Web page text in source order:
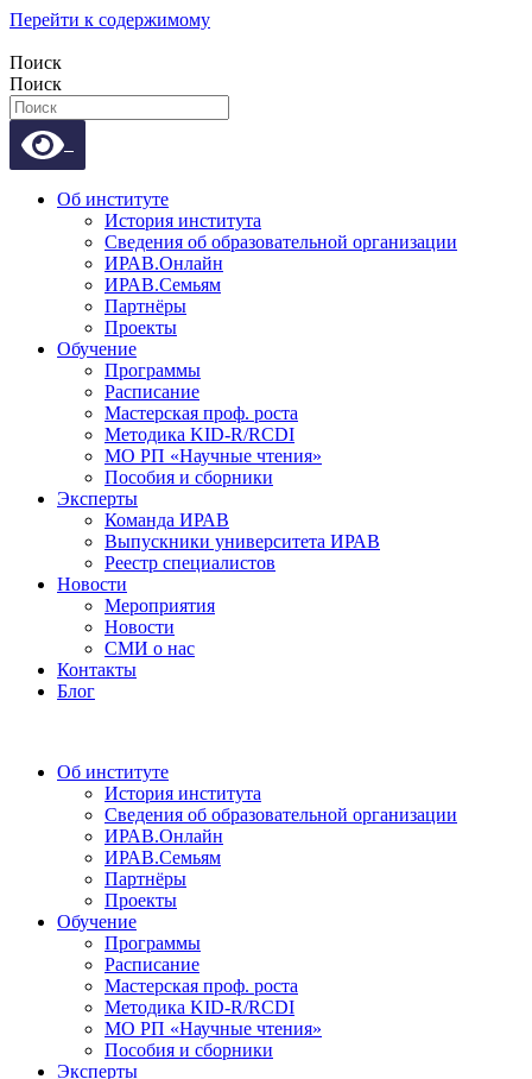
Перейти к содержимому
Поиск
Поиск
Об институте
История института
Сведения об образовательной организации
ИРАВ.Онлайн
ИРАВ.Семьям
Партнёры
Проекты
Обучение
Программы
Расписание
Мастерская проф. роста
Методика KID-R/RCDI
МО РП «Научные чтения»
Пособия и сборники
Эксперты
Команда ИРАВ
Выпускники университета ИРАВ
Реестр специалистов
Новости
Мероприятия
Новости
СМИ о нас
Контакты
Блог
Об институте
История института
Сведения об образовательной организации
ИРАВ.Онлайн
ИРАВ.Семьям
Партнёры
Проекты
Обучение
Программы
Расписание
Мастерская проф. роста
Методика KID-R/RCDI
МО РП «Научные чтения»
Пособия и сборники
Эксперты